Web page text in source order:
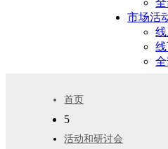
市场活
首页
5
活动和研讨会